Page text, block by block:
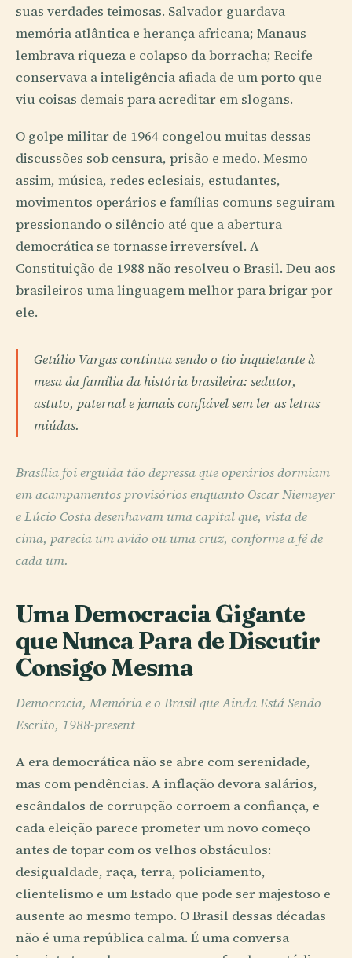
suas verdades teimosas. Salvador guardava
memória atlântica e herança africana; Manaus
lembrava riqueza e colapso da borracha; Recife
conservava a inteligência afiada de um porto que
viu coisas demais para acreditar em slogans.
O golpe militar de 1964 congelou muitas dessas
discussões sob censura, prisão e medo. Mesmo
assim, música, redes eclesiais, estudantes,
movimentos operários e famílias comuns seguiram
pressionando o silêncio até que a abertura
democrática se tornasse irreversível. A
Constituição de 1988 não resolveu o Brasil. Deu aos
brasileiros uma linguagem melhor para brigar por
ele.
Getúlio Vargas continua sendo o tio inquietante à
mesa da família da história brasileira: sedutor,
astuto, paternal e jamais confiável sem ler as letras
miúdas.
Brasília foi erguida tão depressa que operários dormiam
em acampamentos provisórios enquanto Oscar Niemeyer
e Lúcio Costa desenhavam uma capital que, vista de
cima, parecia um avião ou uma cruz, conforme a fé de
cada um.
Uma Democracia Gigante
que Nunca Para de Discutir
Consigo Mesma
Democracia, Memória e o Brasil que Ainda Está Sendo
Escrito, 1988-present
A era democrática não se abre com serenidade,
mas com pendências. A inflação devora salários,
escândalos de corrupção corroem a confiança, e
cada eleição parece prometer um novo começo
antes de topar com os velhos obstáculos:
desigualdade, raça, terra, policiamento,
clientelismo e um Estado que pode ser majestoso e
ausente ao mesmo tempo. O Brasil dessas décadas
não é uma república calma. É uma conversa